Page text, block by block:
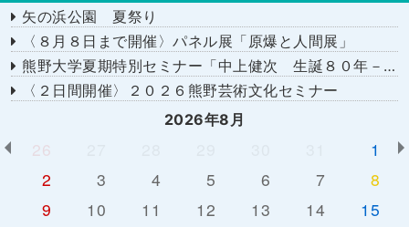
矢の浜公園 夏祭り
〈８月８日まで開催〉パネル展「原爆と人間展」
熊野大学夏期特別セミナー「中上健次 生誕８０年－時代へのまなざし－」
〈２日間開催〉２０２６熊野芸術文化セミナー
2026年8月
26
1
2
3 4 5 6 7
8
9
10 11 12 13 14
15